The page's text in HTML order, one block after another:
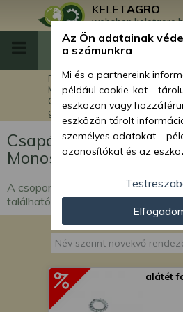
KELETAGRO
Főoldal
Munkagép
Monosem vetőgép
Csapágyak és csapágyházak
gépekhez
Csapágyak és
Monosem gépekhez
A csoportban vetőgép, kultivátor
találhatóak amelyek
alátét
Az Ön adatainak
a számunkra
Mi és a partnereink
például cookie-kat –
eszközön vagy
eszközön tárolt
személyes adatokat –
azonosítókat és az
személyre szabott
tartalom nyújtásához,
tartalomméréshez,
gyűjtéséhez, valamint
kifejlesztéséhez és a
partnereink
módszerrel szerzett
adatokat és azonosítási